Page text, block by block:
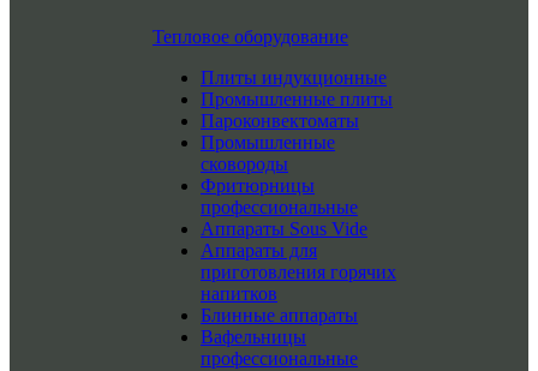
Тепловое оборудование
Плиты индукционные
Промышленные плиты
Пароконвектоматы
Промышленные
сковороды
Фритюрницы
профессиональные
Аппараты Sous Vide
Аппараты для
приготовления горячих
напитков
Блинные аппараты
Вафельницы
профессиональные